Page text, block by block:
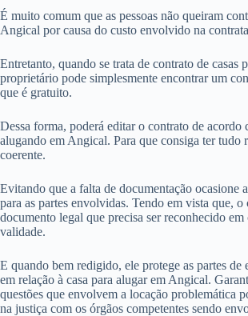
É muito comum que as pessoas não queiram
Angical por causa do custo envolvido na
Entretanto, quando se trata de contrato de casas
proprietário pode simplesmente encontrar um
que é gratuito.
Dessa forma, poderá editar o contrato de acordo
alugando em Angical. Para que consiga ter tudo
coerente.
Evitando que a falta de documentação ocasione
para as partes envolvidas. Tendo em vista que, o
documento legal que precisa ser reconhecido
validade.
E quando bem redigido, ele protege as partes de
em relação à casa para alugar em Angical.
questões que envolvem a locação problemática
na justiça com os órgãos competentes sendo